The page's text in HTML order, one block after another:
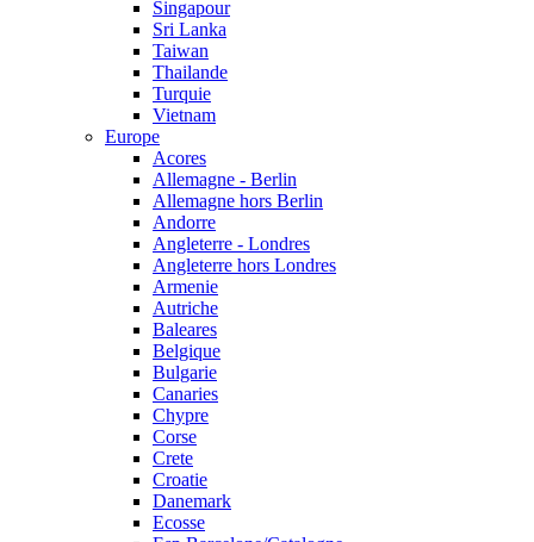
Singapour
Sri Lanka
Taiwan
Thailande
Turquie
Vietnam
Europe
Acores
Allemagne - Berlin
Allemagne hors Berlin
Andorre
Angleterre - Londres
Angleterre hors Londres
Armenie
Autriche
Baleares
Belgique
Bulgarie
Canaries
Chypre
Corse
Crete
Croatie
Danemark
Ecosse